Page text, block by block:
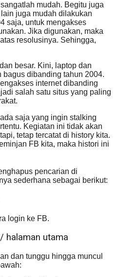
mudah. Begitu juga
juga mudah dilakukan
saja, untuk mengakses
Jika digunakan, maka
resolusinya. Sehingga,
besar. Kini, laptop dan
dibanding tahun 2004.
internet dibanding
salah satu situs yang paling
saja yang ingin stalking
Kegiatan ini tidak akan
tetap tercatat di history kita.
FB kita, maka histori ini
pencarian di
sederhana sebagai berikut:
login ke FB.
halaman utama
dan tunggu hingga muncul